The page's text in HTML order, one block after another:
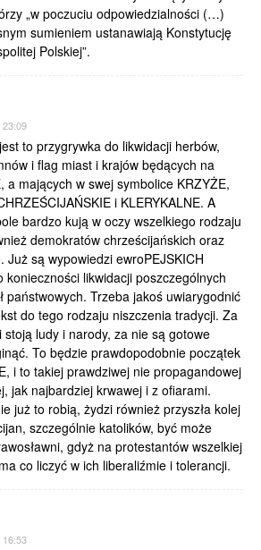
„w poczuciu odpowiedzialności (…)
sumieniem ustanawiają Konstytucję
Polskiej”.
23:09
to przygrywka do likwidacji herbów,
i flag miast i krajów będących na
a mających w swej symbolice KRZYŻE,
i KLERYKALNE. A
bardzo kują w oczy wszelkiego rodzaju
demokratów chrześcijańskich oraz
Już są wypowiedzi ewroPEJSKICH
konieczności likwidacji poszczególnych
państwowych. Trzeba jakoś uwiarygodnić
do tego rodzaju niszczenia tradycji. Za
stoją ludy i narody, za nie są gotowe
To będzie prawdopodobnie początek
i to takiej prawdziwej nie propagandowej
jak najbardziej krwawej i z ofiarami.
już to robią, żydzi również przyszła kolej
szczególnie katolików, być może
gdyż na protestantów wszelkiej
co liczyć w ich liberaliźmie i tolerancji.
16:53